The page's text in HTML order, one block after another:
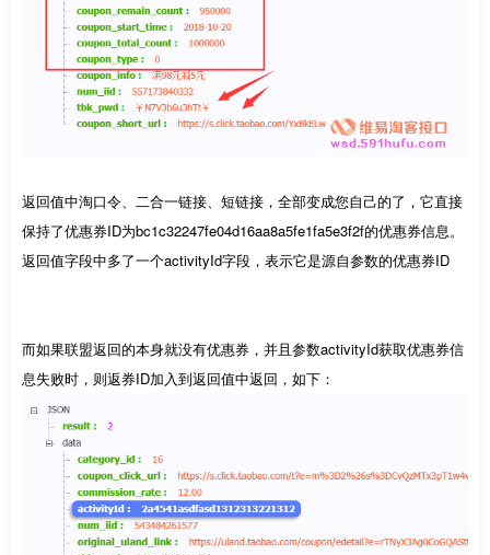
返回值中淘口令、二合一链接、短链接，全部变成您自己的了，它直接
保持了优惠券ID为bc1c32247fe04d16aa8a5fe1fa5e3f2f的优惠券信息。
返回值字段中多了一个activityId字段，表示它是源自参数的优惠券ID
而如果联盟返回的本身就没有优惠券，并且参数activityId获取优惠券信
息失败时，则返券ID加入到返回值中返回，如下：